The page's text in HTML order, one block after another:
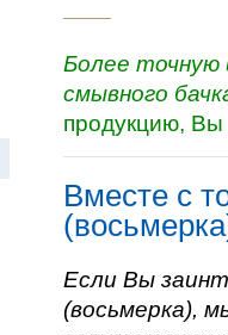
Более точную
смывного
продукцию,
Вместе с
Если Вы
(восьмерка),